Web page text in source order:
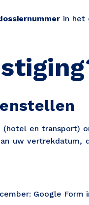
in het
en transport)
uw
Google Form